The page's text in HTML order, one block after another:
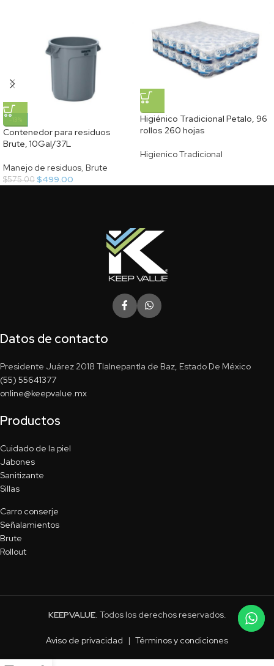
-13%
Contenedor para residuos
Brute, 10Gal/37L
Manejo de residuos, Brute
$575.00$499.00
Higiénico Tradicional Petalo, 96
rollos 260 hojas
Higienico Tradicional
Datos de contacto
Presidente Juárez 2018 Tlalnepantla de Baz, Estado De México
(55) 55641377
online@keepvalue.mx
Productos
Cuidado de la piel
Jabones
Sanitizante
Sillas
Carro conserje
Señalamientos
Brute
Rollout
KEEPVALUE. Todos los derechos reservados.
Aviso de privacidad | Términos y condiciones